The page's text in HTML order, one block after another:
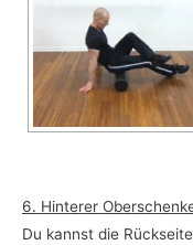
6. Hinterer
Du kannst die